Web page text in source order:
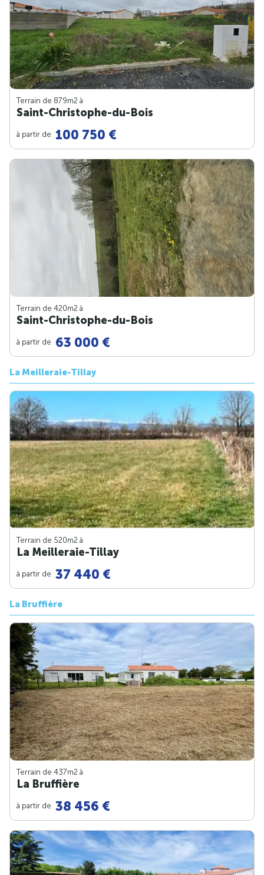
Terrain de 879m2 à
Saint-Christophe-du-Bois
à partir de 100 750 €
Terrain de 420m2 à
Saint-Christophe-du-Bois
à partir de 63 000 €
La Meilleraie-Tillay
Terrain de 520m2 à
La Meilleraie-Tillay
à partir de 37 440 €
La Bruffière
Terrain de 437m2 à
La Bruffière
à partir de 38 456 €